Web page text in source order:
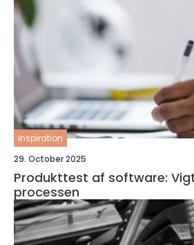
inspiration
29. October 2025
Produkttest af software:
processen